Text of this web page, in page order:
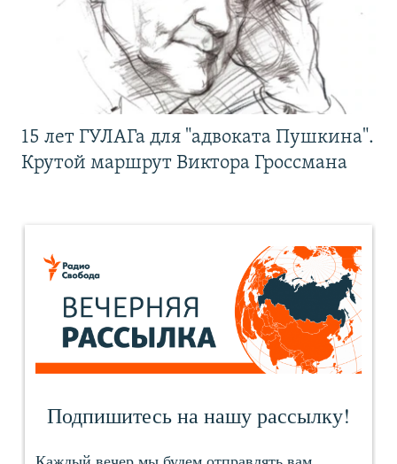
15 лет ГУЛАГа для "адвоката Пушкина".
Крутой маршрут Виктора Гроссмана